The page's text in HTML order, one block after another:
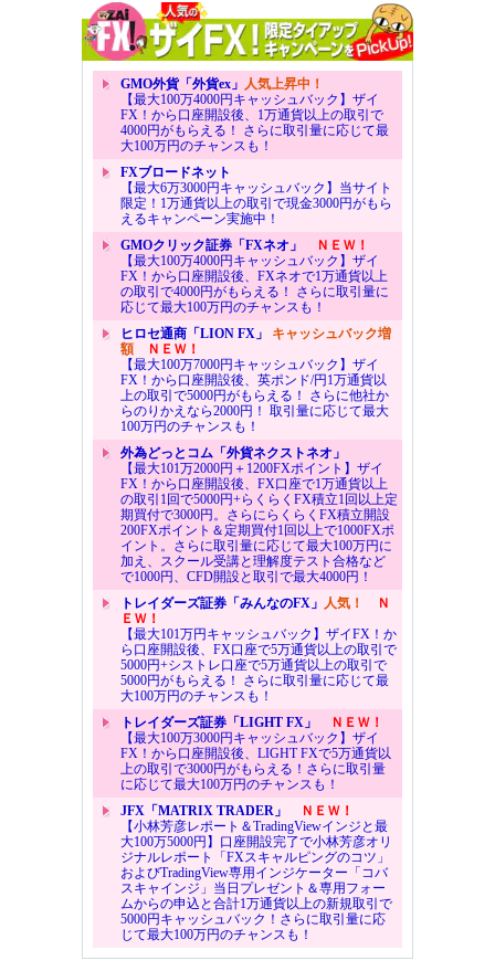
GMO外貨「外貨ex」 人気上昇中！
【最大100万4000円キャッシュバック】ザイ
FX！から口座開設後、1万通貨以上の取引で
4000円がもらえる！ さらに取引量に応じて最
大100万円のチャンスも！
FXブロードネット
【最大6万3000円キャッシュバック】当サイト
限定！1万通貨以上の取引で現金3000円がもら
えるキャンペーン実施中！
GMOクリック証券「FXネオ」
ＮＥＷ！
【最大100万4000円キャッシュバック】ザイ
FX！から口座開設後、FXネオで1万通貨以上
の取引で4000円がもらえる！ さらに取引量に
応じて最大100万円のチャンスも！
ヒロセ通商「LION FX」 キャッシュバック増
額ＮＥＷ！
【最大100万7000円キャッシュバック】ザイ
FX！から口座開設後、英ポンド/円1万通貨以
上の取引で5000円がもらえる！ さらに他社か
らのりかえなら2000円！ 取引量に応じて最大
100万円のチャンスも！
外為どっとコム「外貨ネクストネオ」
【最大101万2000円＋1200FXポイント】ザイ
FX！から口座開設後、FX口座で1万通貨以上
の取引1回で5000円+らくらくFX積立1回以上定
期買付で3000円。さらにらくらくFX積立開設
200FXポイント＆定期買付1回以上で1000FXポ
イント。さらに取引量に応じて最大100万円に
加え、スクール受講と理解度テスト合格など
で1000円、CFD開設と取引で最大4000円！
トレイダーズ証券「みんなのFX」 人気！
Ｎ
ＥＷ！
【最大101万円キャッシュバック】ザイFX！か
ら口座開設後、FX口座で5万通貨以上の取引で
5000円+シストレ口座で5万通貨以上の取引で
5000円がもらえる！ さらに取引量に応じて最
大100万円のチャンスも！
トレイダーズ証券「LIGHT FX」
ＮＥＷ！
【最大100万3000円キャッシュバック】ザイ
FX！から口座開設後、LIGHT FXで5万通貨以
上の取引で3000円がもらえる！さらに取引量
に応じて最大100万円のチャンスも！
JFX「MATRIX TRADER」
ＮＥＷ！
【小林芳彦レポート＆TradingViewインジと最
大100万5000円】口座開設完了で小林芳彦オリ
ジナルレポート「FXスキャルピングのコツ」
およびTradingView専用インジケーター「コバ
スキャインジ」当日プレゼント＆専用フォー
ムからの申込と合計1万通貨以上の新規取引で
5000円キャッシュバック！さらに取引量に応
じて最大100万円のチャンスも！